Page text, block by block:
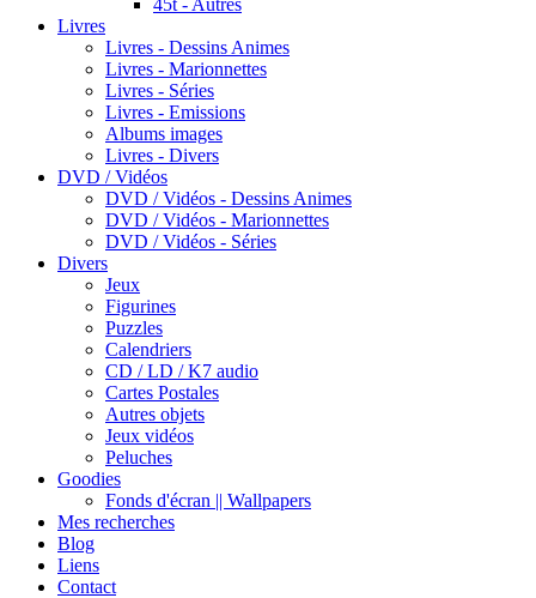
Livres
Livres - Dessins Animes
Livres - Marionnettes
Livres - Séries
Livres - Emissions
Albums images
Livres - Divers
DVD / Vidéos
DVD / Vidéos - Dessins Animes
DVD / Vidéos - Marionnettes
DVD / Vidéos - Séries
Divers
Jeux
Figurines
Puzzles
Calendriers
CD / LD / K7 audio
Cartes Postales
Autres objets
Jeux vidéos
Peluches
Goodies
Fonds d'écran || Wallpapers
Mes recherches
Blog
Liens
Contact